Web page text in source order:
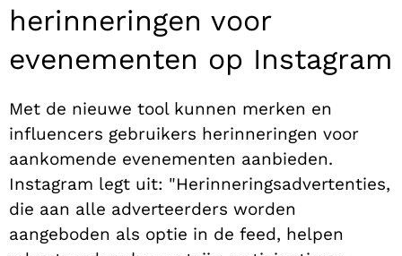
herinneringen voor
evenementen op Instagram
Met de nieuwe tool kunnen merken en
influencers gebruikers herinneringen voor
aankomende evenementen aanbieden.
Instagram legt uit: "Herinneringsadvertenties,
die aan alle adverteerders worden
aangeboden als optie in de feed, helpen